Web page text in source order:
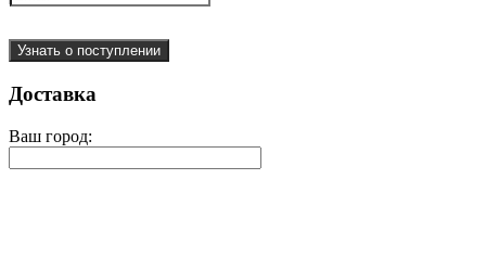
Узнать о поступлении
Доставка
Ваш город: